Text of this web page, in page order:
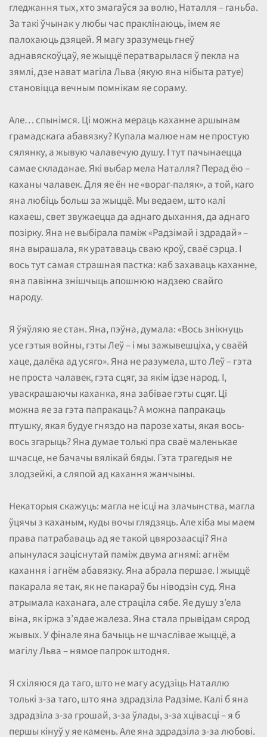
гледжання тых, хто змагаўся за волю, Наталля – ганьба.
За такі ўчынак у любы час праклінаюць, імем яе
палохаюць дзяцей. Я магу зразумець гнеў
аднавяскоўцаў, яе жыццё ператварылася ў пекла на
зямлі, дзе нават магіла Льва (якую яна нібыта ратуе)
становіцца вечным помнікам яе сораму.
Але… спынімся. Ці можна мераць каханне аршынам
грамадскага абавязку? Купала малюе нам не простую
сялянку, а жывую чалавечую душу. І тут пачынаецца
самае складанае. Які выбар мела Наталля? Перад ёю –
каханы чалавек. Для яе ён не «вораг-паляк», а той, каго
яна любіць больш за жыццё. Мы ведаем, што калі
кахаеш, свет звужаецца да аднаго дыхання, да аднаго
позірку. Яна не выбірала паміж «Радзімай і здрадай» –
яна вырашала, як уратаваць сваю кроў, сваё сэрца. І
вось тут самая страшная пастка: каб захаваць каханне,
яна павінна знішчыць апошнюю надзею свайго
народу.
Я ўяўляю яе стан. Яна, пэўна, думала: «Вось знікнуць
усе гэтыя войны, гэты Леў – і мы зажывешціха, у сваёй
хаце, далёка ад усяго». Яна не разумела, што Леў – гэта
не проста чалавек, гэта сцяг, за якім ідзе народ. І,
уваскрашаючы каханка, яна забівае гэты сцяг. Ці
можна яе за гэта папракаць? А можна папракаць
птушку, якая будуе гняздо на парозе хаты, якая вось-
вось згарыць? Яна думае толькі пра сваё маленькае
шчасце, не бачачы вялікай бяды. Гэта трагедыя не
злодзейкі, а сляпой ад кахання жанчыны.
Некаторыя скажуць: магла не ісці на злачынства, магла
ўцячы з каханым, куды вочы глядзяць. Але хіба мы маем
права патрабаваць ад яе такой цвярозаасці? Яна
апынулася заціснутай паміж двума агнямі: агнём
кахання і агнём абавязку. Яна абрала першае. І жыццё
пакарала яе так, як не пакараў бы ніводзін суд. Яна
атрымала каханага, але страціла сябе. Яе душу з’ела
віна, як іржа з’ядае жалеза. Яна стала прывідам сярод
жывых. У фінале яна бачыць не шчаслівае жыццё, а
магілу Льва – нямое папрок штодня.
Я схіляюся да таго, што не магу асудзіць Наталлю
толькі з-за таго, што яна здрадзіла Радзіме. Калі б яна
здрадзіла з-за грошай, з-за ўлады, з-за хцівасці – я б
першы кінуў у яе камень. Але яна здрадзіла з-за любові.